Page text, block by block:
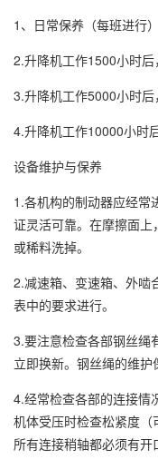
1、日常保养（每班进行）
2.升降机工作1500小时后
3.升降机工作5000小时后
4.升降机工作10000小时
设备维护与保养
1.各机构的制动器应经常
证灵活可靠。在摩擦面
或稀料洗掉。
2.减速箱、变速箱、外啮
表中的要求进行。
3.要注意检查各部钢丝绳
立即换新。钢丝绳的维护
4.经常检查各部的连接情
机体受压时检查松紧度（
所有连接稍轴都必须有开